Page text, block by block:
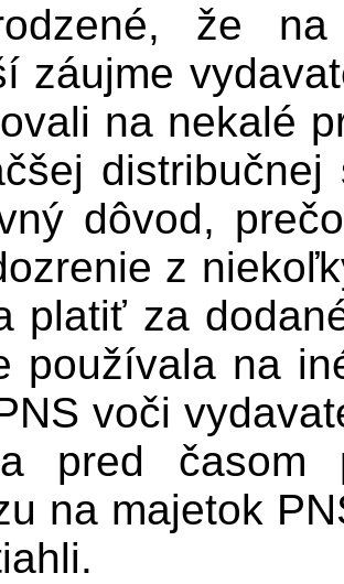
že
záujme
na nekalé
dôvod,
z
platiť za
používala na
voči
pred časom
na majetok